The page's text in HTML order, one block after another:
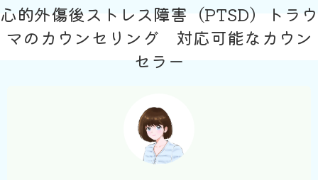
心的外傷後ストレス障害（PTSD）トラウ
マのカウンセリング 対応可能なカウン
セラー